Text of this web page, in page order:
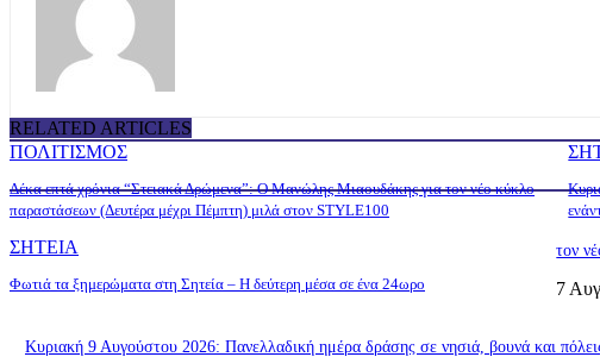
RELATED ARTICLES
ΠΟΛΙΤΙΣΜΟΣ
Δέκα επτά χρόνια “Στειακά Δρώμενα”: Ο Μανώλης Μιαουδάκης για τον νέο κύκλο
παραστάσεων (Δευτέρα μέχρι Πέμπτη) μιλά στον STYLE100
ΣΗΤΕΙΑ
Φωτιά τα ξημερώματα στη Σητεία – Η δεύτερη μέσα σε ένα 24ωρο
τον
7
Κυριακή 9 Αυγούστου 2026: Πανελλαδική ημέρα δράσης σε νησιά, βουνά και